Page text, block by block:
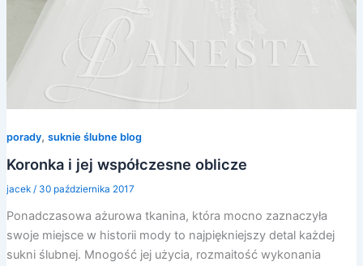
porady, suknie ślubne blog
Koronka i jej współczesne oblicze
jacek / 30 października 2017
Ponadczasowa ażurowa tkanina, która mocno zaznaczyła
swoje miejsce w historii mody to najpiękniejszy detal każdej
sukni ślubnej. Mnogość jej użycia, rozmaitość wykonania